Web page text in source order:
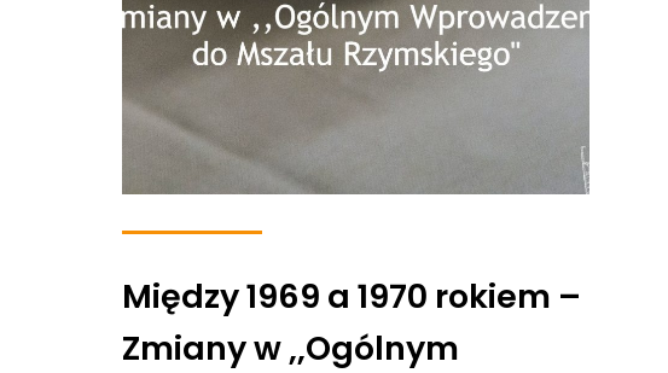
Między 1969 a 1970 rokiem –
Zmiany w ,,Ogólnym